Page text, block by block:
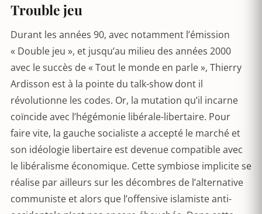
Trouble jeu
Durant les années 90, avec notamment l’émission
« Double jeu », et jusqu’au milieu des années 2000
avec le succès de « Tout le monde en parle », Thierry
Ardisson est à la pointe du talk-show dont il
révolutionne les codes. Or, la mutation qu’il incarne
coïncide avec l’hégémonie libérale-libertaire. Pour
faire vite, la gauche socialiste a accepté le marché et
son idéologie libertaire est devenue compatible avec
le libéralisme économique. Cette symbiose implicite se
réalise par ailleurs sur les décombres de l’alternative
communiste et alors que l’offensive islamiste anti-